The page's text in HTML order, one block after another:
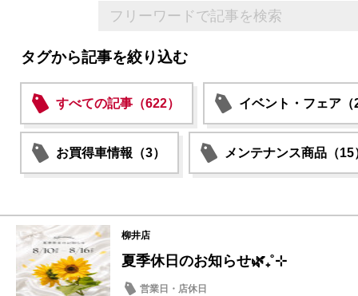
タグから記事を絞り込む
すべての記事（622） イベント・フェア（
お買得車情報（3） メンテナンス商品（15
柳井店
夏季休日のお知らせ🌿₊˚⊹
営業日・店休日